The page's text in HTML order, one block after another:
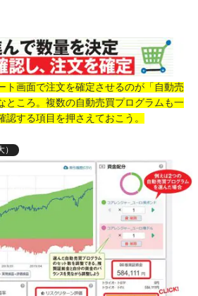
ト画面で注文を確定させるのが「自動売
ところ。複数の自動売買プログラムも一
認する項目を押さえておこう。